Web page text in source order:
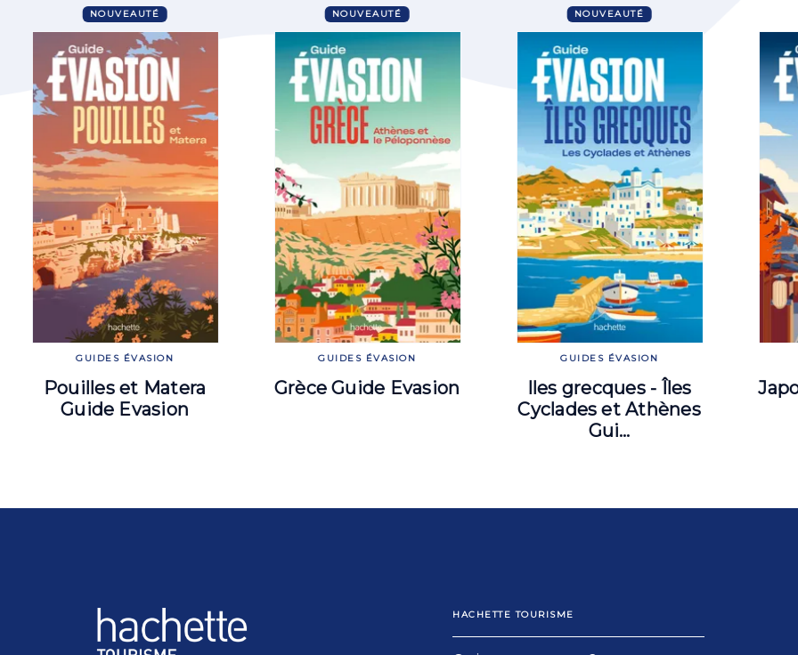
NOUVEAUTÉ
GUIDES ÉVASION
Pouilles et Matera
Guide Evasion
NOUVEAUTÉ
GUIDES ÉVASION
Grèce Guide Evasion
NOUVEAUTÉ
GUIDES ÉVASION
Iles grecques - Îles
Cyclades et Athènes
Gui…
HACHETTE TOURISME